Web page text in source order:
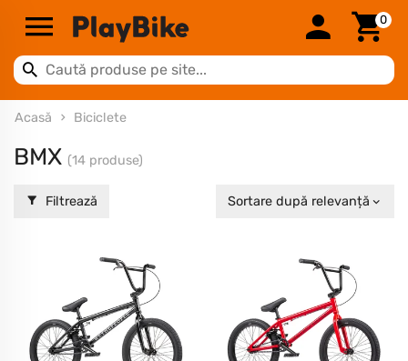
0
Acasă Biciclete
BMX (14 produse)
Filtrează Sortare după relevanță